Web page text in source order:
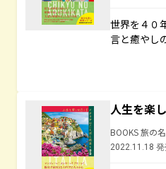
世界を４０
言と癒やし
人生を楽
BOOKS 旅の
2022.11.18